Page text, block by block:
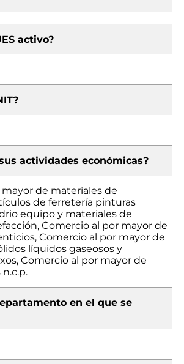
activo?
actividades económicas?
de materiales de
de ferretería pinturas
equipo y materiales de
Comercio al por mayor de
Comercio al por mayor de
líquidos gaseosos y
Comercio al por mayor de
en el que se